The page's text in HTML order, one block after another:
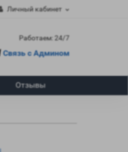
Личный кабинет
Работаем: 24/7
Связь с Админом
Отзывы